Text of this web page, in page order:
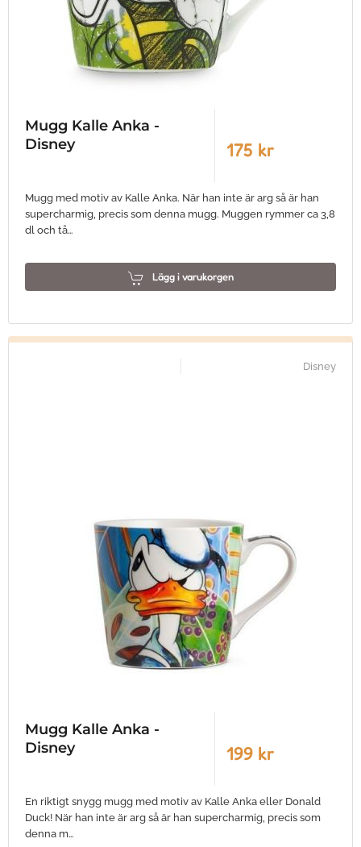
Mugg Kalle Anka -
Disney
175 kr
Mugg med motiv av Kalle Anka. När han inte är arg så är han
supercharmig, precis som denna mugg. Muggen rymmer ca 3,8
dl och tå…
Lägg i varukorgen
Disney
Mugg Kalle Anka -
Disney
199 kr
En riktigt snygg mugg med motiv av Kalle Anka eller Donald
Duck! När han inte är arg så är han supercharmig, precis som
denna m…